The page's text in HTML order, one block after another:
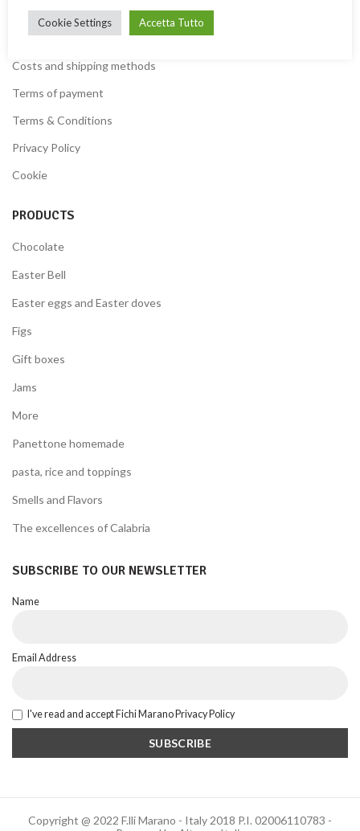
USEFUL INFORMATION
Costs and shipping methods
Terms of payment
Terms & Conditions
Privacy Policy
Cookie
PRODUCTS
Chocolate
Easter Bell
Easter eggs and Easter doves
Figs
Gift boxes
Jams
More
Panettone homemade
pasta, rice and toppings
Smells and Flavors
The excellences of Calabria
SUBSCRIBE TO OUR NEWSLETTER
Name
Email Address
I've read and accept Fichi Marano Privacy Policy
Copyright @ 2022 F.lli Marano - Italy 2018 P.I. 02006110783 -
Cookie Settings Accetta Tutto